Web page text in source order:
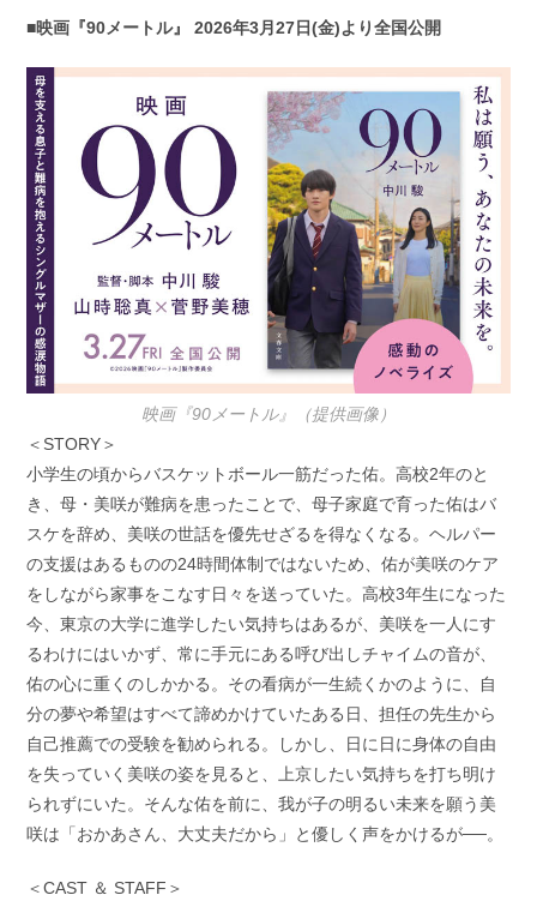
■映画『90メートル』 2026年3月27日(金)より全国公開
映画『90メートル』（提供画像）
＜STORY＞
小学生の頃からバスケットボール一筋だった佑。高校2年のと
き、母・美咲が難病を患ったことで、母子家庭で育った佑はバ
スケを辞め、美咲の世話を優先せざるを得なくなる。ヘルパー
の支援はあるものの24時間体制ではないため、佑が美咲のケア
をしながら家事をこなす日々を送っていた。高校3年生になった
今、東京の大学に進学したい気持ちはあるが、美咲を一人にす
るわけにはいかず、常に手元にある呼び出しチャイムの音が、
佑の心に重くのしかかる。その看病が一生続くかのように、自
分の夢や希望はすべて諦めかけていたある日、担任の先生から
自己推薦での受験を勧められる。しかし、日に日に身体の自由
を失っていく美咲の姿を見ると、上京したい気持ちを打ち明け
られずにいた。そんな佑を前に、我が子の明るい未来を願う美
咲は「おかあさん、大丈夫だから」と優しく声をかけるが──。
＜CAST ＆ STAFF＞